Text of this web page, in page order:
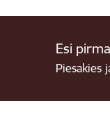
Esi
Piesakies